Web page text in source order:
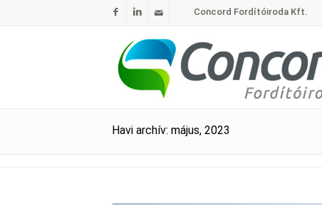
Concord Fordítóiroda Kft.
Havi archív: május, 2023